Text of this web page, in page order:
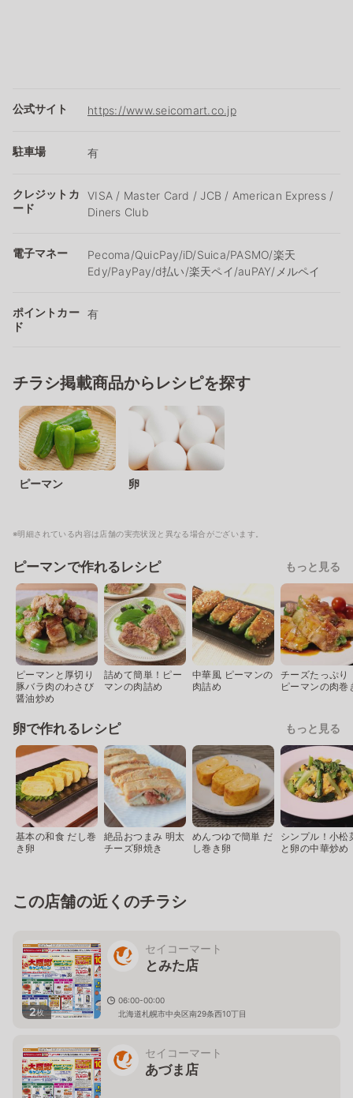
公式サイト https://www.seicomart.co.jp
駐車場 有
クレジットカ
ード
VISA / Master Card / JCB / American Express /
Diners Club
電子マネー
Pecoma/QuicPay/iD/Suica/PASMO/楽天
Edy/PayPay/d払い/楽天ペイ/auPAY/メルペイ
ポイントカー
ド
有
チラシ掲載商品からレシピを探す
ピーマン 卵
※明細されている内容は店舗の実売状況と異なる場合がございます。
ピーマンで作れるレシピ もっと見る
ピーマンと厚切り
豚バラ肉のわさび
醤油炒め
詰めて簡単！ピー
マンの肉詰め
中華風 ピーマンの
肉詰め
チーズたっぷり
ピーマンの肉巻
卵で作れるレシピ もっと見る
基本の和食 だし巻
き卵
絶品おつまみ 明太
チーズ卵焼き
めんつゆで簡単 だ
し巻き卵
シンプル！小松
と卵の中華炒め
この店舗の近くのチラシ
2枚
セイコーマート
とみた店
06:00-00:00
北海道札幌市中央区南29条西10丁目
セイコーマート
あづま店